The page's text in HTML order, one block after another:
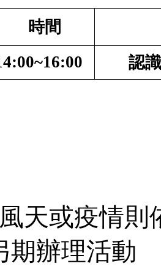
時間
認
天或疫情則
期辦理活動